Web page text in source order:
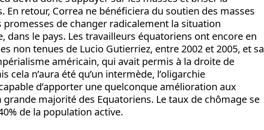
En retour, Correa ne bénéficiera du soutien des masses
promesses de changer radicalement la situation
dans le pays. Les travailleurs équatoriens ont encore en
non tenues de Lucio Gutierriez, entre 2002 et 2005, et sa
américain, qui avait permis à la droite de
cela n’aura été qu’un intermède, l’oligarchie
d’apporter une quelconque amélioration aux
majorité des Equatoriens. Le taux de chômage se
de la population active.